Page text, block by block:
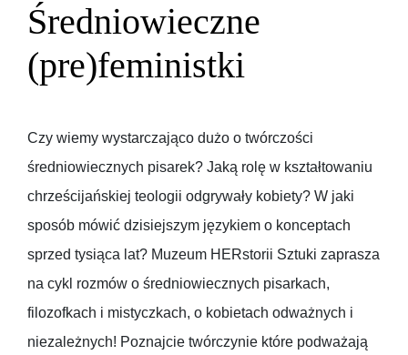
Średniowieczne
(pre)feministki
Czy wiemy wystarczająco dużo o twórczości
średniowiecznych pisarek? Jaką rolę w kształtowaniu
chrześcijańskiej teologii odgrywały kobiety? W jaki
sposób mówić dzisiejszym językiem o konceptach
sprzed tysiąca lat? Muzeum HERstorii Sztuki zaprasza
na cykl rozmów o średniowiecznych pisarkach,
filozofkach i mistyczkach, o kobietach odważnych i
niezależnych! Poznajcie twórczynie które podważają